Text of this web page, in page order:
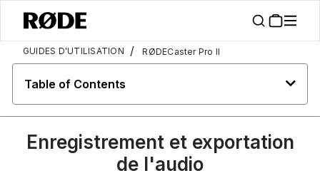
GUIDES D'UTILISATION / RØDECaster Pro II
Table of Contents
Enregistrement et exportation
de l'audio